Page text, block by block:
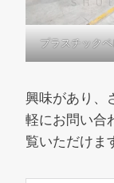
プラスチック
興味があり、
軽にお問い合
覧いただけま